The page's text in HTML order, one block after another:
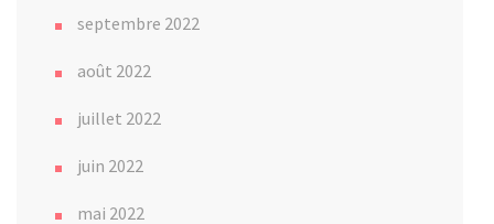
septembre 2022
août 2022
juillet 2022
juin 2022
mai 2022